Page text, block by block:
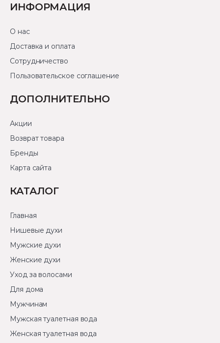
ИНФОРМАЦИЯ
О нас
Доставка и оплата
Сотрудничество
Пользовательское соглашение
ДОПОЛНИТЕЛЬНО
Акции
Возврат товара
Бренды
Карта сайта
КАТАЛОГ
Главная
Нишевые духи
Мужские духи
Женские духи
Уход за волосами
Для дома
Мужчинам
Мужская туалетная вода
Женская туалетная вода